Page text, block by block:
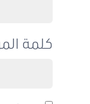
كلمة المرور